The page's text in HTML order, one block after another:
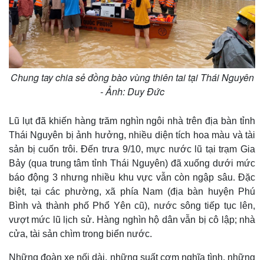
Chung tay chia sẻ đồng bào vùng thiên tai tại Thái Nguyên
- Ảnh: Duy Đức
Lũ lụt đã khiến hàng trăm nghìn ngôi nhà trên địa bàn tỉnh
Thái Nguyên bị ảnh hưởng, nhiều diện tích hoa màu và tài
sản bị cuốn trôi. Đến trưa 9/10, mực nước lũ tại trạm Gia
Bảy (qua trung tâm tỉnh Thái Nguyên) đã xuống dưới mức
báo động 3 nhưng nhiều khu vực vẫn còn ngập sâu. Đặc
biệt, tại các phường, xã phía Nam (địa bàn huyện Phú
Bình và thành phố Phổ Yên cũ), nước sông tiếp tục lên,
vượt mức lũ lịch sử. Hàng nghìn hộ dân vẫn bị cô lập; nhà
cửa, tài sản chìm trong biển nước.
Những đoàn xe nối dài, những suất cơm nghĩa tình, những